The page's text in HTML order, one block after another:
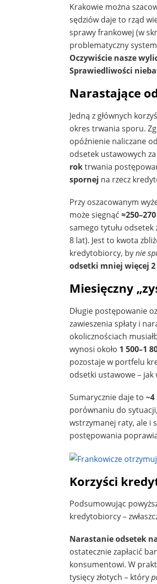
Krakowie można
sędziów daje to rząd
sprawy frankowej (w
problematyczny
Oczywiście nasze
Sprawiedliwości
Narastające
Jedną z głównych
okres trwania sporu.
opóźnienie naliczane
odsetek ustawowych
roktrwania
spornej na rzecz
Przy oszacowanym
może sięgnąć
samego tytułu
8 lat). Jest to kwota
kredytobiorcy, bynie
odsetki mniej więcej 2
Miesięczny
Długie postępowanie
zawieszenia spłaty i
okolicznościach
wynosi około 1 500–1
pozostaje w portfelu
odsetki ustawowe – jak
Sumarycznie daje to ~4
porównaniu do
wstrzymanej raty, ale i
postępowania
Korzyści
Podsumowując
kredytobiorcy –
Narastanie odsetek
ostatecznie zapłacić
konsumentowi. W
tysięcy złotych – który